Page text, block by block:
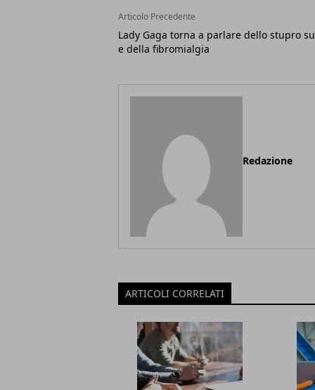
Articolo Precedente
Lady Gaga torna a parlare dello stupro
e della fibromialgia
Redazione
ARTICOLI CORRELATI